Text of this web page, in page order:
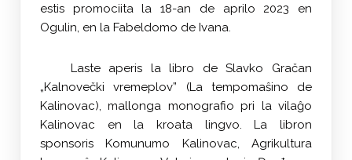
estis promociita la 18-an de aprilo 2023 en
Ogulin, en la Fabeldomo de Ivana.
Laste aperis la libro de Slavko Gračan
„Kalnovečki vremeplov” (La tempomaŝino de
Kalinovac), mallonga monografio pri la vilaĝo
Kalinovac en la kroata lingvo. La libron
sponsoris Komunumo Kalinovac, Agrikultura